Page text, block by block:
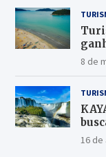
8 de
16 de